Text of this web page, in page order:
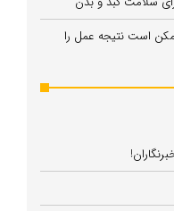
است نتیجه عمل را